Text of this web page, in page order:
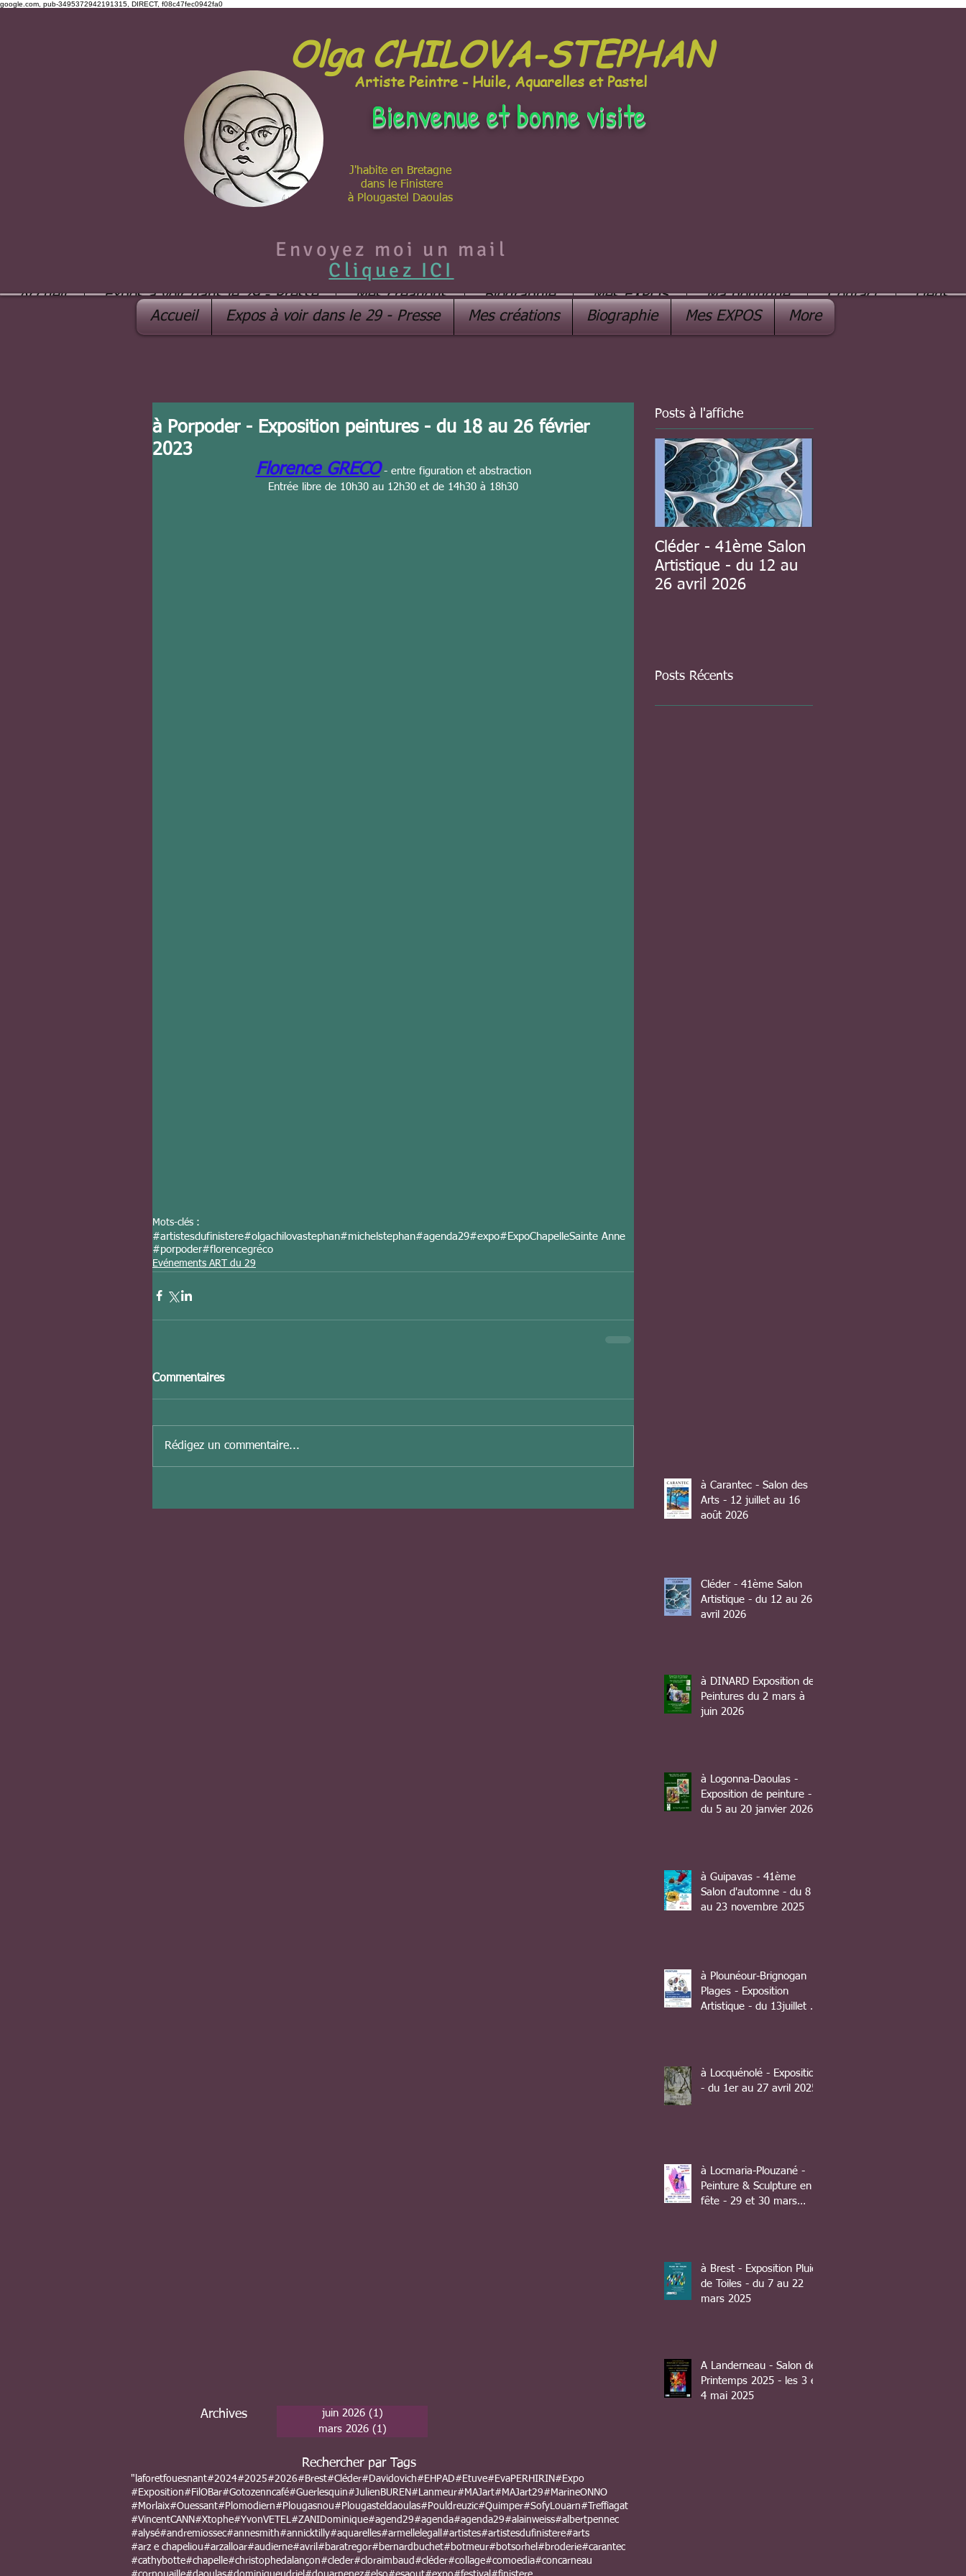
google.com, pub-3495372942191315, DIRECT, f08c47fec0942fa0
Olga CHILOVA-STEPHAN
Artiste Peintre - Huile, Aquarelles et Pastel
J'habite en Bretagne
dans le Finistere
à Plougastel Daoulas
Bienvenue et bonne visite
Envoyez moi un mail
Cliquez ICI
Accueil Expos à voir dans le 29 - Presse Mes créations Biographie Mes EXPOS Ma boutique Contact
Liens
Accueil
Expos à voir dans le 29 - Presse Mes créations Biographie Mes EXPOS More
à Porpoder - Exposition peintures - du 18 au 26 février
2023
Florence GRECO - entre figuration et abstraction
Entrée libre de 10h30 au 12h30 et de 14h30 à 18h30
Mots-clés :
#artistesdufinistere#olgachilovastephan#michelstephan#agenda29#expo#ExpoChapelleSainte Anne
#porpoder#florencegréco
Evénements ART du 29
Commentaires
Rédigez un commentaire...
Archives juin 2026 (1)
mars 2026 (1)
Posts à l'affiche
Cléder - 41ème Salon
Artistique - du 12 au
26 avril 2026
Posts Récents
à Carantec - Salon des
Arts - 12 juillet au 16
août 2026
Cléder - 41ème Salon
Artistique - du 12 au 26
avril 2026
à DINARD Exposition de
Peintures du 2 mars à
juin 2026
à Logonna-Daoulas -
Exposition de peinture -
du 5 au 20 janvier 2026
à Guipavas - 41ème
Salon d'automne - du 8
au 23 novembre 2025
à Plounéour-Brignogan
Plages - Exposition
Artistique - du 13juillet au
à Locquénolé - Exposition
- du 1er au 27 avril 2025
à Locmaria-Plouzané -
Peinture & Sculpture en
fête - 29 et 30 mars
à Brest - Exposition Pluie
de Toiles - du 7 au 22
mars 2025
A Landerneau - Salon de
Printemps 2025 - les 3 et
4 mai 2025
Rechercher par Tags
"laforetfouesnant#2024#2025#2026#Brest#Cléder#Davidovich#EHPAD#Etuve#EvaPERHIRIN #Expo
#Exposition#FilOBar#Gotozenncafé#Guerlesquin#JulienBUREN #Lanmeur#MAJart#MAJart29#MarineONNO
#Morlaix#Ouessant#Plomodiern#Plougasnou#Plougasteldaoulas#Pouldreuzic#Quimper#SofyLouarn#Treffiagat
#VincentCANN #Xtophe#YvonVETEL#ZANIDominique#agend29#agenda#agenda29#alainweiss#albertpennec
#alysé#andremiossec#annesmith#annicktilly#aquarelles#armellelegall #artistes#artistesdufinistere#arts
#arz e chapeliou#arzalloar#audierne#avril #baratregor#bernardbuchet#botmeur#botsorhel #broderie#carantec
#cathybotte#chapelle#christophedalançon#cleder#cloraimbaud #cléder#collage#comoedia#concarneau